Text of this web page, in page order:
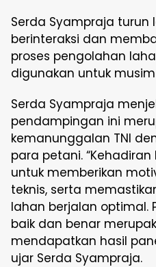
Serda Syampraja turun
berinteraksi dan
proses pengolahan
digunakan untuk
Serda Syampraja
pendampingan ini
kemanunggalan TNI
para petani.
untuk memberikan
teknis, serta
lahan berjalan optimal.
baik dan benar
mendapatkan hasil
ujar Serda Syampraja.